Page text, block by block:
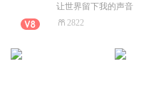
让世界留下我的声音
2822